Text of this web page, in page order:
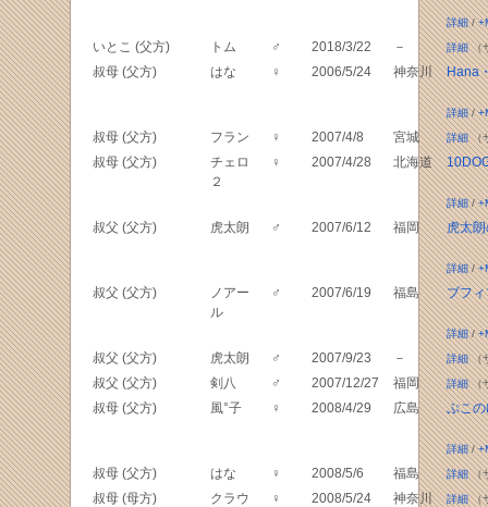
詳細/
いとこ (父方) トム ♂ 2018/3/22 － 詳細（
叔母 (父方) はな ♀ 2006/5/24 神奈川 Hana
詳細/
叔母 (父方) フラン ♀ 2007/4/8 宮城 詳細（
叔母 (父方)
チェロ
２
♀ 2007/4/28 北海道
詳細/
叔父 (父方) 虎太朗 ♂ 2007/6/12 福岡 虎太
詳細/
叔父 (父方)
ノアー
ル
♂ 2007/6/19 福島 ブフ
詳細/
叔父 (父方) 虎太朗 ♂ 2007/9/23 － 詳細（
叔父 (父方) 剣八 ♂ 2007/12/27 福岡 詳細（
叔母 (父方) 風°子 ♀ 2008/4/29 広島 ぷこ
詳細/
叔母 (父方) はな ♀ 2008/5/6 福島 詳細（
叔母 (母方)
クラウ
♀ 2008/5/24 神奈川 詳細（